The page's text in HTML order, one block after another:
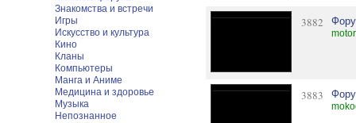
Знакомства и встречи
Игры
Искусство и культура
Кино
Кланы
Компьютеры
Манга и Аниме
Медицина и здоровье
Музыка
Непознанное
3882
3883